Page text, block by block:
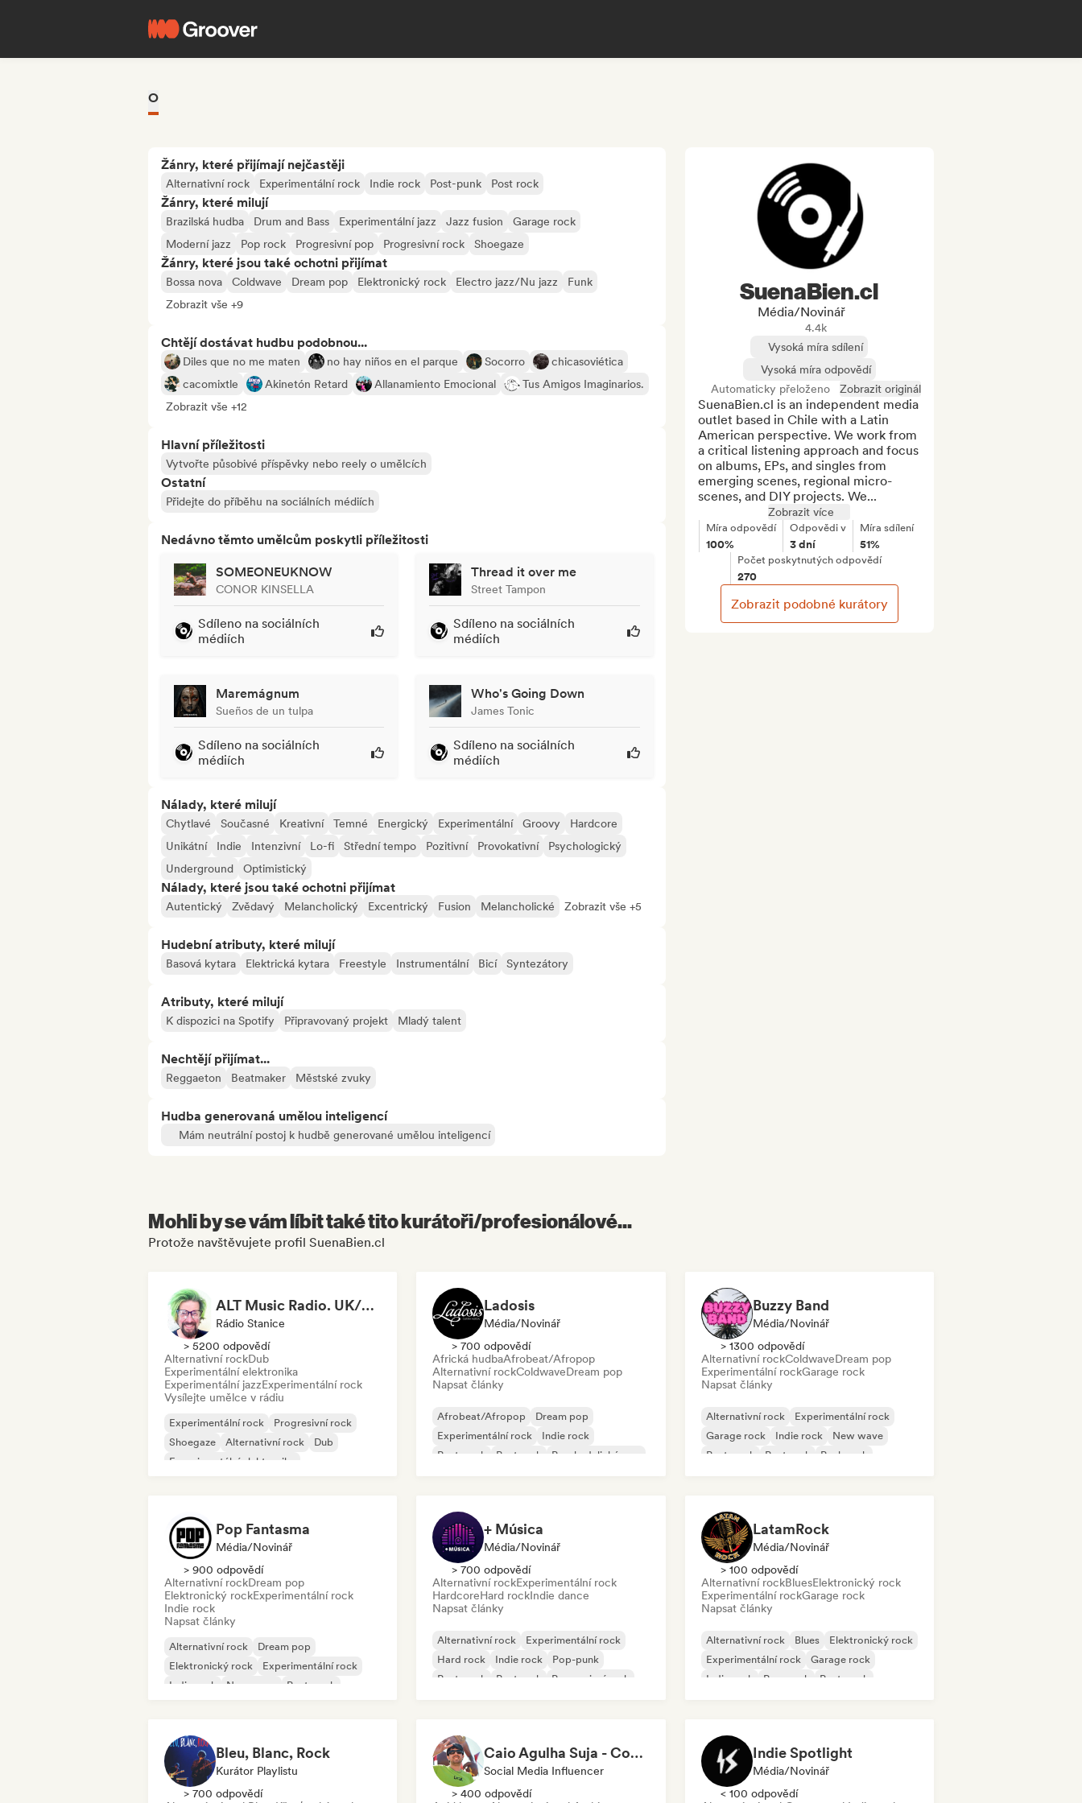
O
Žánry, které přijímají nejčastěji
Alternativní rock Experimentální rock Indie rock Post-punk Post rock
Žánry, které milují
Brazilská hudba Drum and Bass Experimentální jazz Jazz fusion
Garage rock
Moderní jazz
Pop rock Progresivní pop Progresivní rock Shoegaze
Žánry, které jsou také ochotni přijímat
Bossa nova Coldwave Dream pop Elektronický rock Electro jazz/Nu jazz
Funk
Zobrazit vše +9
Chtějí dostávat hudbu podobnou...
Diles que no me maten no hay niños en el parque Socorro
chicasoviética
cacomixtle
Akinetón Retard Allanamiento Emocional
Tus Amigos Imaginarios.
Zobrazit vše +12
Hlavní příležitosti
Vytvořte působivé příspěvky nebo reely o umělcích
Ostatní
Přidejte do příběhu na sociálních médiích
Nedávno těmto umělcům poskytli příležitosti
SOMEONEUKNOW
CONOR KINSELLA
Sdíleno na sociálních
médiích
Thread it over me
Street Tampon
Sdíleno na sociálních
médiích
Maremágnum
Sueños de un tulpa
Sdíleno na sociálních
médiích
Who's Going Down
James Tonic
Sdíleno na sociálních
médiích
Nálady, které milují
Chytlavé Současné Kreativní Temné Energický Experimentální Groovy
Hardcore
Unikátní
Indie Intenzivní Lo-fi Střední tempo Pozitivní Provokativní
Psychologický
Underground
Optimistický
Nálady, které jsou také ochotni přijímat
Autentický Zvědavý Melancholický Excentrický Fusion Melancholické Zobrazit vše +5
Hudební atributy, které milují
Basová kytara Elektrická kytara Freestyle Instrumentální Bicí Syntezátory
Atributy, které milují
K dispozici na Spotify Připravovaný projekt Mladý talent
Nechtějí přijímat...
Reggaeton Beatmaker Městské zvuky
Hudba generovaná umělou inteligencí
Mám neutrální postoj k hudbě generované umělou inteligencí
SuenaBien.cl
Média/novinář
4.4k
Vysoká míra sdílení
Vysoká míra odpovědí
Automaticky přeloženo
Zobrazit originál
SuenaBien.cl is an independent media
outlet based in Chile with a Latin
American perspective. We work from
a critical listening approach and focus
on albums, EPs, and singles from
emerging scenes, regional micro-
scenes, and DIY projects. We...
Zobrazit více
Míra odpovědí
100%
Odpovědi v
3 dní
Míra sdílení
51%
Počet poskytnutých odpovědí
270
Zobrazit podobné kurátory
Mohli by se vám líbit také tito kurátoři/profesionálové...
Protože navštěvujete profil SuenaBien.cl
ALT Music Radio. UK/USA
Rádio Stanice
> 5200 odpovědí
Alternativní rockDub
Experimentální elektronika
Experimentální jazzExperimentální rock
Vysílejte umělce v rádiu
Experimentální rock
Progresivní rock
Shoegaze
Alternativní rock
Dub
Experimentální elektronika
Ladosis
Média/novinář
> 700 odpovědí
Africká hudbaAfrobeat/Afropop
Alternativní rockColdwaveDream pop
Napsat články
Afrobeat/Afropop
Dream pop
Experimentální rock
Indie rock
Post-punk
Post rock
Psychedelický pop
Buzzy Band
Média/novinář
> 1300 odpovědí
Alternativní rockColdwaveDream pop
Experimentální rockGarage rock
Napsat články
Alternativní rock
Experimentální rock
Garage rock
Indie rock
New wave
Post-punk
Post rock Punk rock
Pop Fantasma
Média/novinář
> 900 odpovědí
Alternativní rockDream pop
Elektronický rockExperimentální rock
Indie rock
Napsat články
Alternativní rock
Dream pop
Elektronický rock
Experimentální rock
Indie rock
New wave
Post-punk
+ Música
Média/novinář
> 700 odpovědí
Alternativní rockExperimentální rock
HardcoreHard rockIndie dance
Napsat články
Alternativní rock
Experimentální rock
Hard rock
Indie rock
Pop-punk
Post-punk
Post rock Progresivní rock
LatamRock
Média/novinář
> 100 odpovědí
Alternativní rockBluesElektronický rock
Experimentální rockGarage rock
Napsat články
Alternativní rock Blues
Elektronický rock
Experimentální rock
Garage rock
Indie rock
Pop-punk Post-punk
Bleu, Blanc, Rock
Kurátor Playlistu
> 700 odpovědí
Caio Agulha Suja - Content Creator
Social Media Influencer
> 400 odpovědí
Indie Spotlight
Média/novinář
< 100 odpovědí